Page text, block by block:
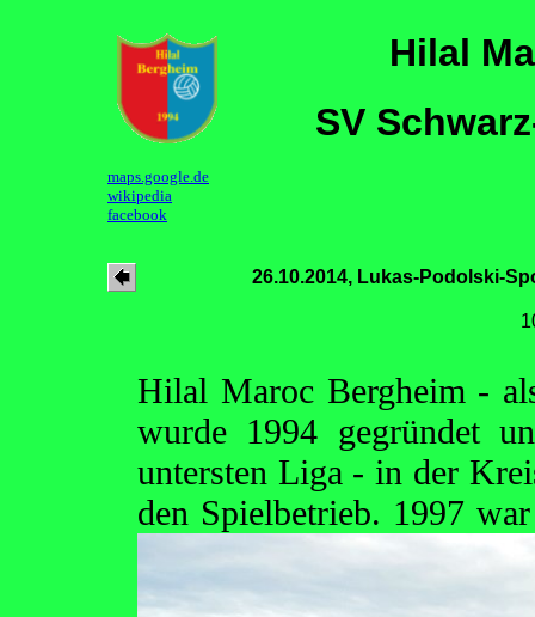
Hilal
SV
maps.google.de
wikipedia
facebook
26.10.2014, Lukas-Podolski-
Hilal Maroc Bergheim -
wurde 1994 gegründet
untersten Liga - in der
den Spielbetrieb. 1997